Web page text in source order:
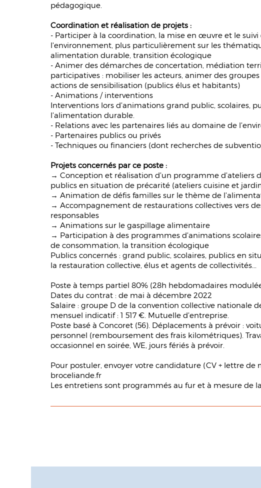
pédagogique.
Coordination et réalisation de projets :
- Participer à la coordination, la mise en œuvre et le
l'environnement, plus particulièrement sur les
alimentation durable, transition écologique
- Animer des démarches de concertation, médiation
participatives : mobiliser les acteurs, animer des
actions de sensibilisation (publics élus et habitants)
- Animations / interventions
Interventions lors d’animations grand public, scolaires,
l’alimentation durable.
- Relations avec les partenaires liés au domaine de
- Partenaires publics ou privés
- Techniques ou financiers (dont recherches de
Projets concernés par ce poste :
→ Conception et réalisation d’un programme
publics en situation de précarité (ateliers cuisine et
→ Animation de défis familles sur le thème de
→ Accompagnement de restaurations collectives vers
responsables
→ Animations sur le gaspillage alimentaire
→ Participation à des programmes d’animations
de consommation, la transition écologique
Publics concernés : grand public, scolaires, publics en
la restauration collective, élus et agents de collectivités...
Poste à temps partiel 80% (28h hebdomadaires
Dates du contrat : de mai à décembre 2022
Salaire : groupe D de la convention collective nationale
mensuel indicatif : 1 517 €. Mutuelle d’entreprise.
Poste basé à Concoret (56). Déplacements à prévoir :
personnel (remboursement des frais kilométriques).
occasionnel en soirée, WE, jours fériés à prévoir.
Pour postuler, envoyer votre candidature (CV + lettre
broceliande.fr
Les entretiens sont programmés au fur et à mesure de